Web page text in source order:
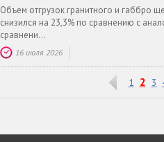
Объем отгрузок гранитного и габбро
снизился на 23,3% по сравнению с
сравнени...
16 июля 2026
1 2 3